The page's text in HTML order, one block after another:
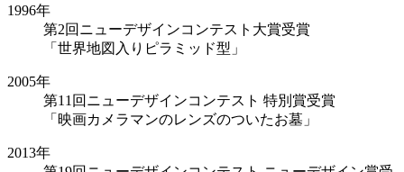
1996年
第2回ニューデザインコンテスト大賞受賞
「世界地図入りピラミッド型」
2005年
第11回ニューデザインコンテスト 特別賞受賞
「映画カメラマンのレンズのついたお墓」
2013年